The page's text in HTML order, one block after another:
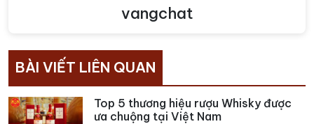
vangchat
BÀI VIẾT LIÊN QUAN
Top 5 thương hiệu rượu Whisky được
ưa chuộng tại Việt Nam